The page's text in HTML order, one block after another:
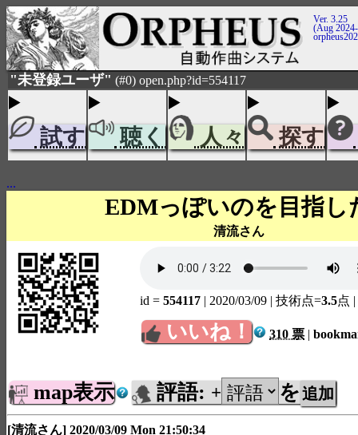
Ver. 3.25
(Aug
"未登録ユーザ" (#0) open.php?id=554117
試す 聴く 人々 探す
...
EDMっぽいのを目指し
清流さん
id = 554117 | 2020/03/09 | 技術点=3.5点 |
いいね！ 310 票 |
map表示 評語: + を
[清流さん] 2020/03/09 Mon 21:50:34